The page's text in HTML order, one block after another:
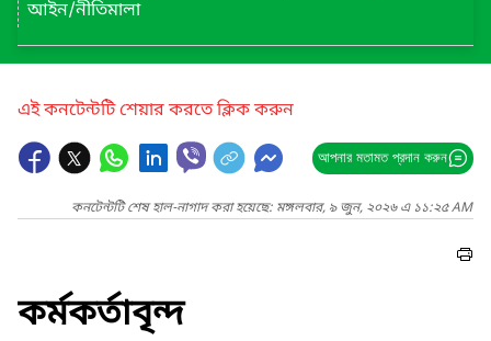
আইন/নীতিমালা
এই কনটেন্টটি শেয়ার করতে ক্লিক করুন
আপনার মতামত প্রদান করুন
কনটেন্টটি শেষ হাল-নাগাদ করা হয়েছে: মঙ্গলবার, ৯ জুন, ২০২৬ এ ১১:২৫ AM
কর্মকর্তাবৃন্দ